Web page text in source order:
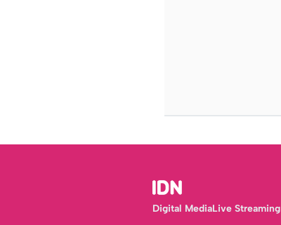
Digital MediaLive Streaming